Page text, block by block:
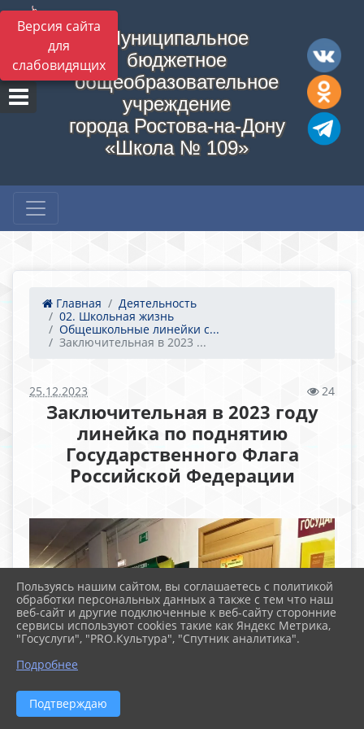
Версия сайта
для
слабовидящих
Муниципальное
бюджетное
общеобразовательное
учреждение
города Ростова-на-Дону
«Школа № 109»
Главная
Деятельность
02. Школьная жизнь
Общешкольные линейки с...
Заключительная в 2023 ...
25.12.2023 24
Заключительная в 2023 году
линейка по поднятию
Государственного Флага
Российской Федерации
Пользуясь нашим сайтом, вы соглашаетесь с политикой
обработки персональных данных а также с тем что наш
веб-сайт и другие подключенные к веб-сайту сторонние
сервисы используют cookies такие как Яндекс Метрика,
"Госуслуги", "PRO.Культура", "Спутник аналитика".
Подробнее
Подтверждаю